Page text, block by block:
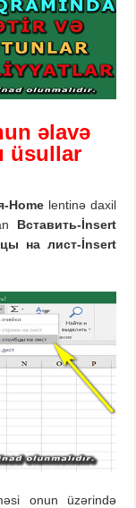
əlavə
üsullar
-Homelentinə daxil
Вставить-İnsert
на лист-İnsert
onun üzərində